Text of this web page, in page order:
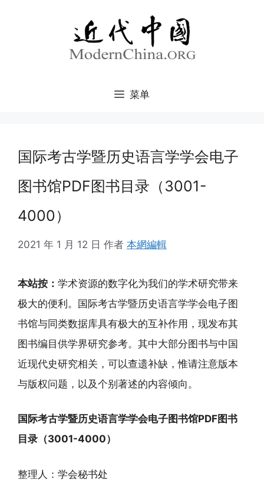
菜单
国际考古学暨历史语言学学会电子
图书馆PDF图书目录（3001-
4000）
2021 年 1 月 12 日 作者 本網編輯
本站按： 学术资源的数字化为我们的学术研究带来
极大的便利。国际考古学暨历史语言学学会电子图
书馆与同类数据库具有极大的互补作用，现发布其
图书编目供学界研究参考。其中大部分图书与中国
近现代史研究相关，可以查遗补缺，惟请注意版本
与版权问题，以及个别著述的内容倾向。
国际考古学暨历史语言学学会电子图书馆PDF图书
目录（3001-4000）
整理人：学会秘书处